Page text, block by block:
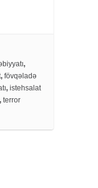
,
, fövqəladə
, istehsalat
, terror